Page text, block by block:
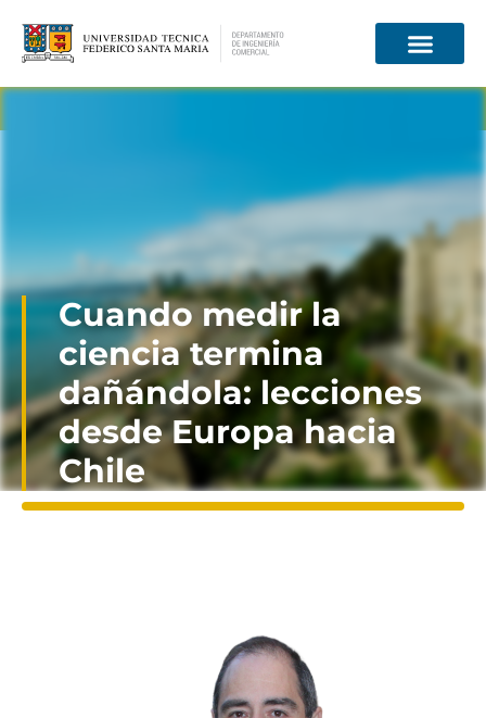
Cuando medir la
ciencia termina
dañándola: lecciones
desde Europa hacia
Chile